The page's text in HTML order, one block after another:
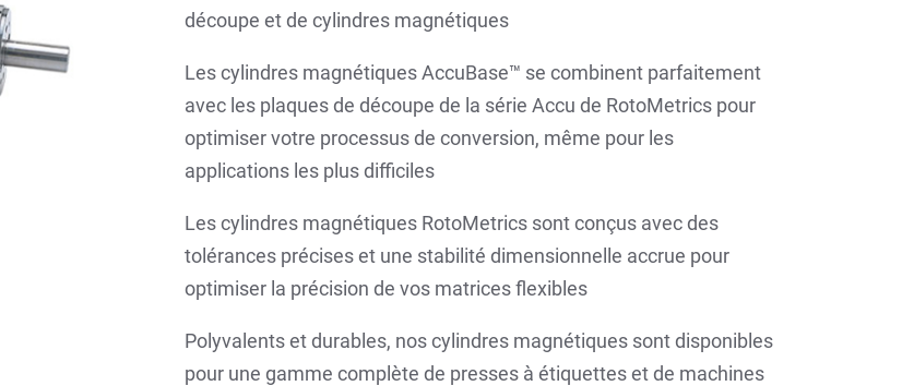
découpe et de cylindres magnétiques
Les cylindres magnétiques AccuBase™ se combinent parfaitement
avec les plaques de découpe de la série Accu de RotoMetrics pour
optimiser votre processus de conversion, même pour les
applications les plus difficiles
Les cylindres magnétiques RotoMetrics sont conçus avec des
tolérances précises et une stabilité dimensionnelle accrue pour
optimiser la précision de vos matrices flexibles
Polyvalents et durables, nos cylindres magnétiques sont disponibles
pour une gamme complète de presses à étiquettes et de machines